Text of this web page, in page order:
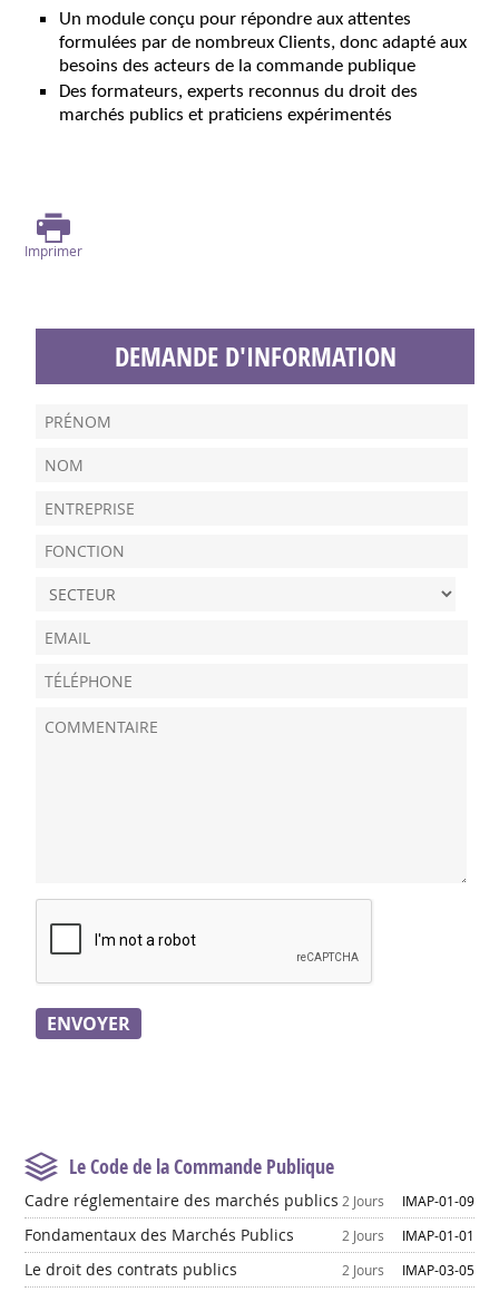
Un module conçu pour répondre aux attentes
formulées par de nombreux Clients, donc adapté aux
besoins des acteurs de la commande publique
Des formateurs, experts reconnus du droit des
marchés publics et praticiens expérimentés
Imprimer
DEMANDE D'INFORMATION
Le Code de la Commande Publique
Cadre réglementaire des marchés publics 2 Jours IMAP-01-09
Fondamentaux des Marchés Publics 2 Jours IMAP-01-01
Le droit des contrats publics 2 Jours IMAP-03-05